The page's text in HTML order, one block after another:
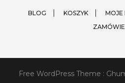
BLOG KOSZYK MOJE
Free WordPress Theme :